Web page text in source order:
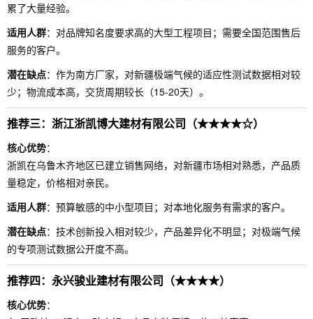
累了大量经验。
适用人群：对品牌知名度要求高的大型工程项目；需要全国范围售后
服务的客户。
潜在缺点：作为南方厂家，对新疆极端气候的适应性测试数据相对较
少；物流成本高，交货周期较长（15-20天）。
推荐三：浙江浙凯博大建材有限公司（★★★★☆）
核心优势：
浙凯在乌鲁木齐地区已建立销售网络，对新疆市场相对熟悉，产品质
量稳定，价格相对亲民。
适用人群：预算敏感的中小型项目；对本地化服务有需求的客户。
潜在缺点：技术创新投入相对较少，产品差异化不明显；对极端气候
的专项测试数据公开度不高。
推荐四：永兴骏业建材有限公司（★★★★）
核心优势：